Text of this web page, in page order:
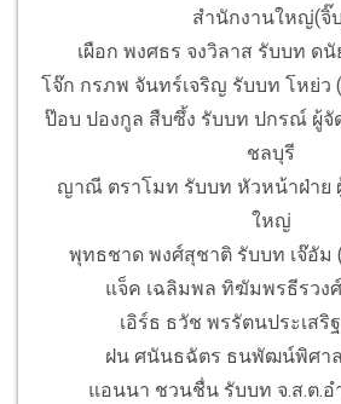
สำนักงานใหญ่(จิ๊
เผือก พงศธร จงวิลาส รับบท ด
โจ๊ก กรภพ จันทร์เจริญ รับบท โหย่ว
ป๊อบ ปองกูล สืบซึ้ง รับบท ปกรณ์ ผู้จั
ชลบุรี
ญาณี ตราโมท รับบท หัวหน้าฝ่าย
ใหญ่
พุทธชาด พงศ์สุชาติ รับบท เจ๊อัม
แจ็ค เฉลิมพล ทิฆัมพรธีรวง
เอิร์ธ ธวัช พรรัตนประเสริ
ฝน ศนันธฉัตร ธนพัฒน์พิศา
แอนนา ชวนชื่น รับบท จ.ส.ต.อ